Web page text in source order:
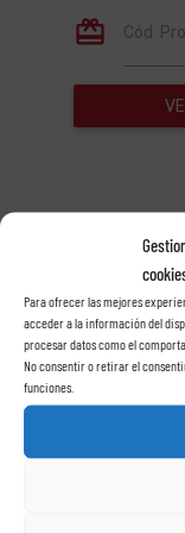
Para ofrecer las mejores
acceder a la información del
procesar datos como el
No consentir o retirar el
funciones.
Related